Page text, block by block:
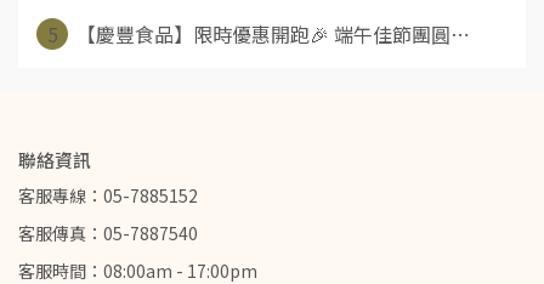
5
【慶豐食品】限時優惠開跑🎉 端午佳節團圓⋯
聯絡資訊
客服專線：05-7885152
客服傳真：05-7887540
客服時間：08:00am - 17:00pm